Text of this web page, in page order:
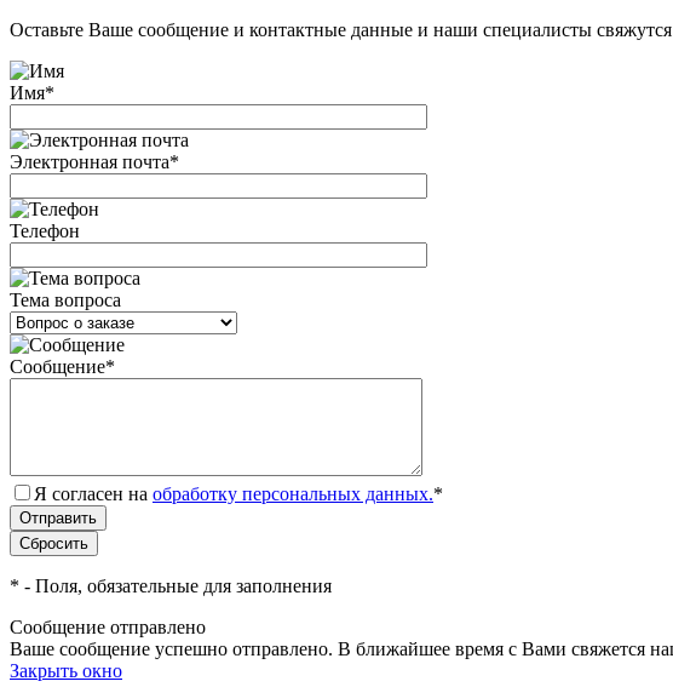
Оставьте Ваше сообщение и контактные данные и наши специалисты
Имя*
Электронная почта*
Телефон
Тема вопроса
Сообщение*
Я согласен на обработку персональных данных.*
* - Поля, обязательные для заполнения
Сообщение отправлено
Ваше сообщение успешно отправлено. В ближайшее время с Вами свяжется
Закрыть окно